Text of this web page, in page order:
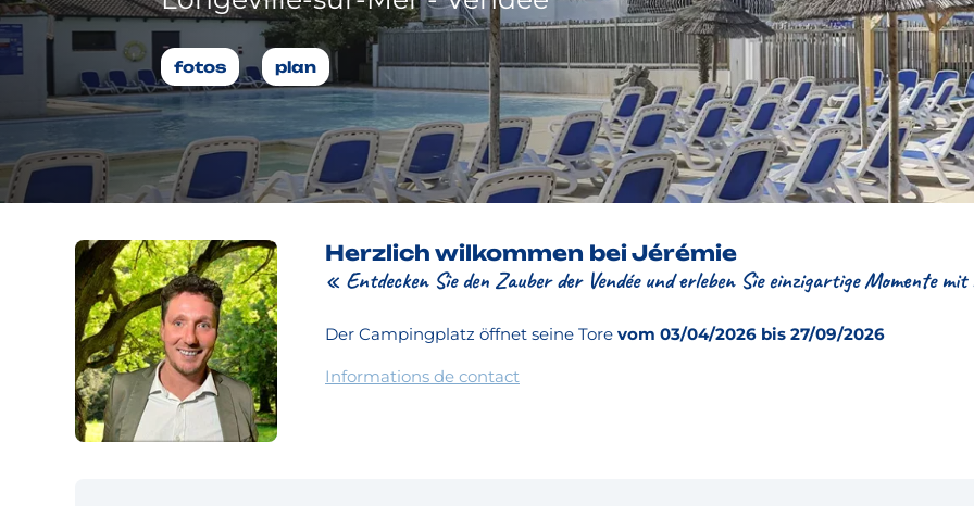
fotos plan
Herzlich wilkommen bei Jérémie
« Entdecken Sie den Zauber der Vendée und erleben Sie einzigartige Momente
Der Campingplatz öffnet seine Tore vom 03/04/2026 bis 27/09/2026
Informations de contact